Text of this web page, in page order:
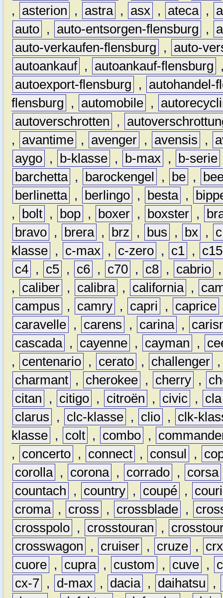
,
asterion , astra , asx , ateca ,
auto , auto-entsorgen-flensburg ,
auto-verkaufen-flensburg
,
auto-
autoankauf , autoankauf-flensburg
autoexport-flensburg
,
autohandel-
flensburg
, automobile ,
autoverschrotten
,
,
avantime , avenger , avensis ,
aygo , b-klasse , b-max , b-serie
barchetta , barockengel , be ,
berlinetta , berlingo , besta ,
,
bolt , bop , boxer , boxster ,
bravo , brera , brz , bus , bx ,
c
klasse , c-max , c-zero , c1 ,
c15
c4 , c5 , c6 , c70 , c8 , cabrio
,
caliber , calibra , california ,
campus
, camry , capri , caprice
caravelle , carens , carina ,
cascada , cayenne , cayman ,
,
centenario , cerato , challenger
charmant , cherokee , cherry ,
citan
, citigo , citroën , civic ,
cla
clarus
, clc-klasse , clio ,
clk-
klasse , colt , combo ,
,
concerto , connect , consul ,
corolla , corona , corrado , corsa
countach
, country , coupé ,
croma , cross , crossblade ,
crosspolo , crosstouran ,
crosswagon
, cruiser , cruze ,
crx
cuore , cupra , custom , cuve ,
cx-7 , d-max , dacia , daihatsu
,